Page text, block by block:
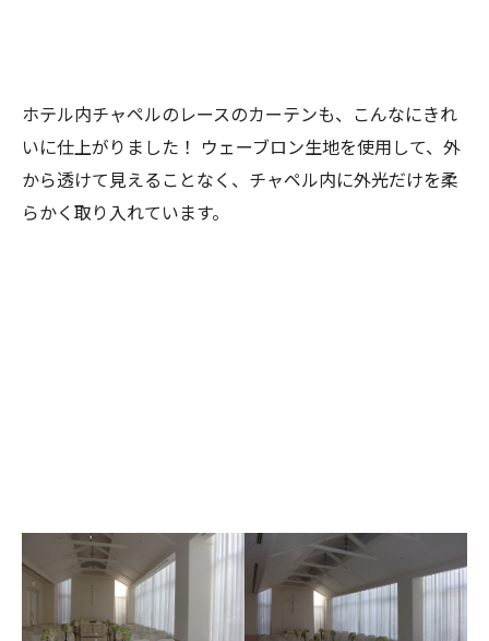
ホテル内チャペルのレースのカーテンも、こんなにきれ
いに仕上がりました！ ウェーブロン生地を使用して、外
から透けて見えることなく、チャペル内に外光だけを柔
らかく取り入れています。